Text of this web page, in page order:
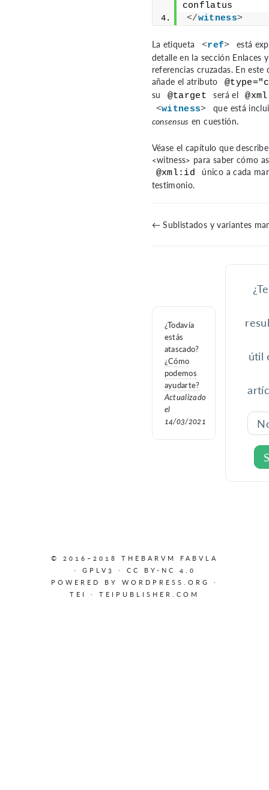
conflatus
</witness>
La etiqueta <ref>
está
detalle en la sección Enlaces y
referencias cruzadas. En este
añade el atributo
su @target será el
<witness>
que está
consensus en cuestión.
Véase el capítulo que
<witness> para saber cómo
@xml:id
único a cada
testimonio.
← Sublistados y variantes
¿Todavía
estás
atascado?
¿Cómo
podemos
ayudarte?
Actualizado
el
14/03/2021
útil
© 2016–2018 THEBARVM FABVLA
· GPLV3 · CC BY-NC 4.0
POWERED BY WORDPRESS.ORG
·
TEI
· TEIPUBLISHER.COM